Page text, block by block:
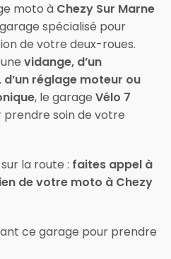
moto à Chezy Sur Marne
spécialisé pour
de votre deux-roues.
vidange, d’un
réglage moteur ou
, le garage Vélo 7
soin de votre
la route : faites appel à
de votre moto à Chezy
ce garage pour prendre